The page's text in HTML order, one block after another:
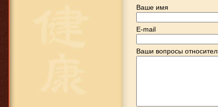
Ваше имя
E-mail
Ваши вопросы